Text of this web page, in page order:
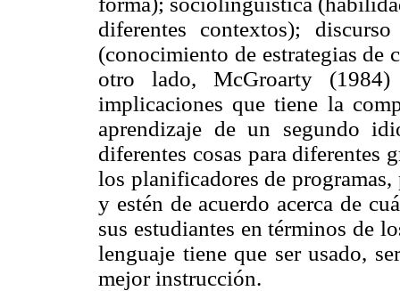
diferentes contextos);
(conocimiento de estrategias de
otro lado, McGroarty
implicaciones que tiene la
aprendizaje de un segundo
diferentes cosas para diferentes
los planificadores de
y estén de acuerdo acerca de
sus estudiantes en términos de
lenguaje tiene que ser usado,
mejor instrucción.